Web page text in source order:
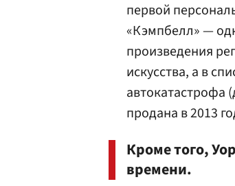
первой
«Кэмпбелл» —
произведения
искусства, а в
автокатастрофа
продана в 2013
Кроме того,
времени.